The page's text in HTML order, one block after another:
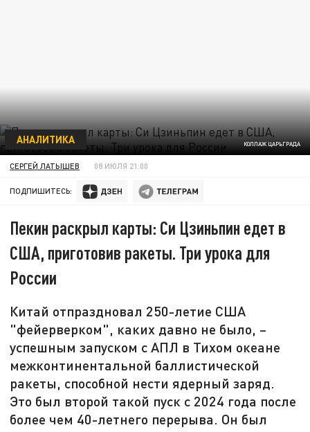
КОЛЛАЖ ЦАРЬГРАДА
АНАЛИТИКА
СЕРГЕЙ ЛАТЫШЕВ 08 ИЮЛЯ 21:00
ПОДПИШИТЕСЬ:
Пекин раскрыл карты: Си Цзиньпин едет в
США, приготовив ракеты. Три урока для
России
Китай отпраздновал 250-летие США
"фейерверком", каких давно не было, –
успешным запуском с АПЛ в Тихом океане
межконтинентальной баллистической
ракеты, способной нести ядерный заряд.
Это был второй такой пуск с 2024 года после
более чем 40-летнего перерыва. Он был